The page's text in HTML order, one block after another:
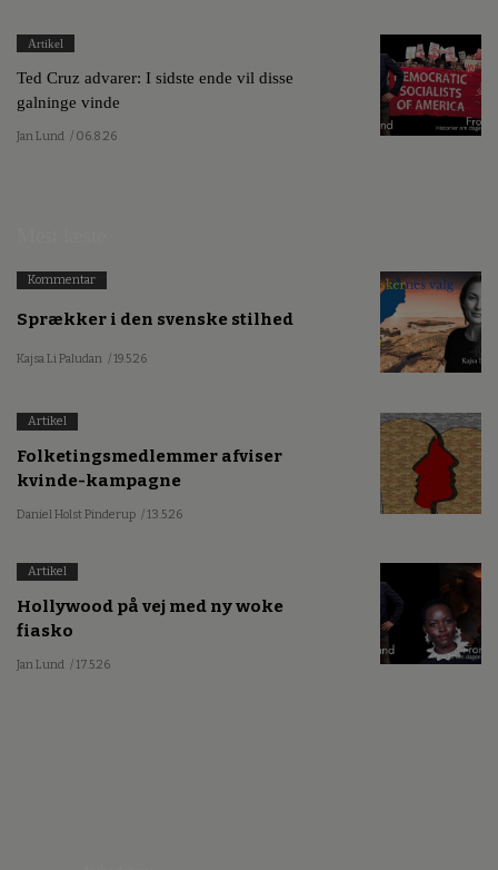
Artikel
Ted Cruz advarer: I sidste ende vil disse
galninge vinde
Jan Lund / 06.8.26
Kommentar
Sprækker i den svenske stilhed
Kajsa Li Paludan / 19.5.26
Artikel
Folketingsmedlemmer afviser
kvinde-kampagne
Daniel Holst Pinderup / 13.5.26
Artikel
Hollywood på vej med ny woke
fiasko
Jan Lund / 17.5.26